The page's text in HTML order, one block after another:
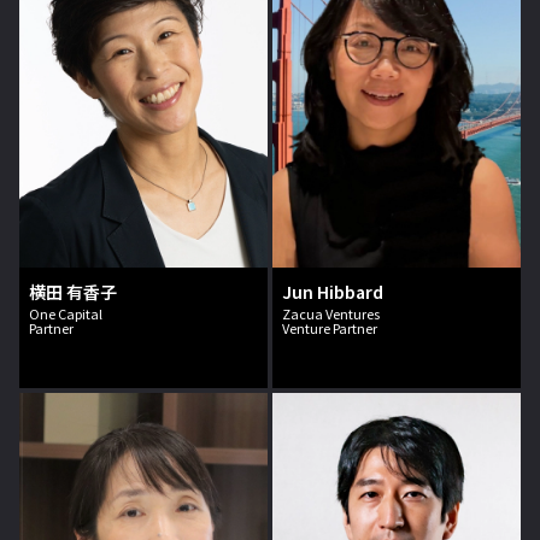
横田 有香子
One Capital
Partner
Jun Hibbard
Zacua Ventures
Venture Partner